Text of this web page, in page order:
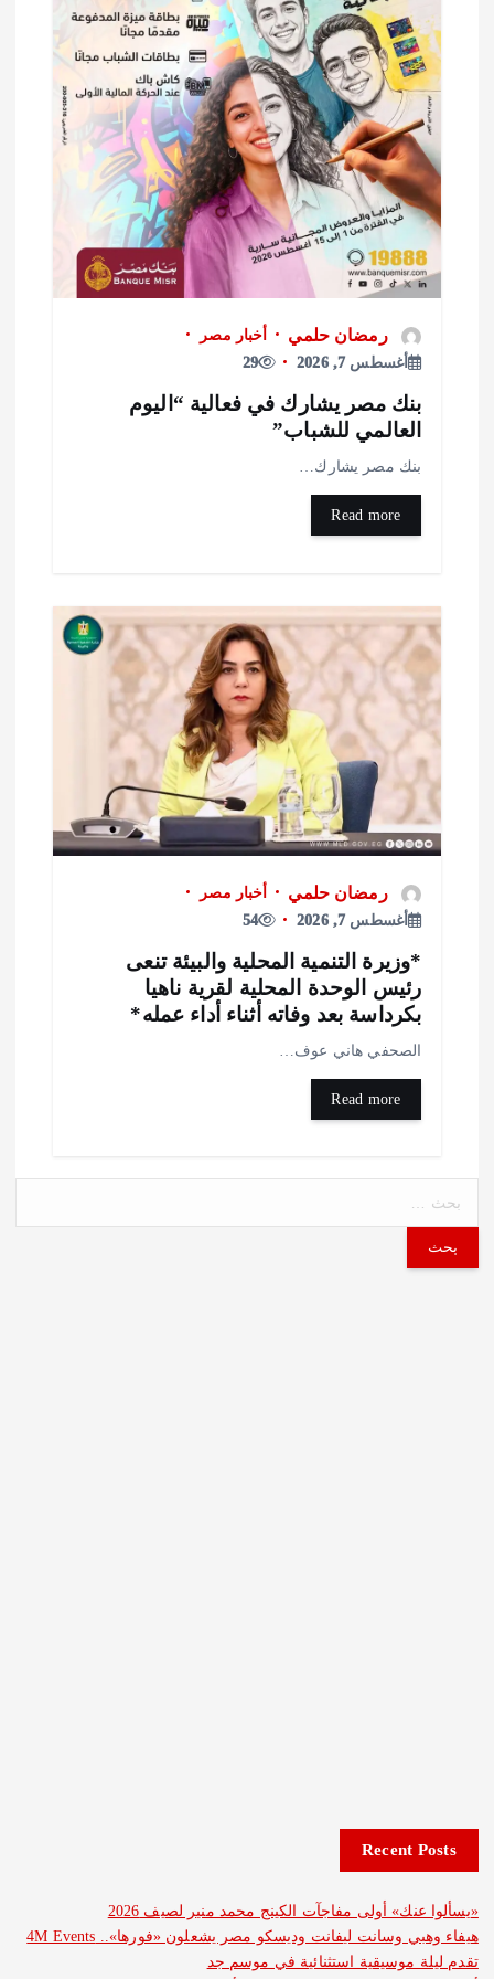
رمضان حلمي
أخبار مصر
29
مصر يشارك في فعالية “اليوم
للشباب”
مصر يشارك…
رمضان حلمي
أخبار مصر
أغسطس 7, 2026
54
التنمية المحلية والبيئة تنعى
الوحدة المحلية لقرية ناهيا
بعد وفاته أثناء أداء عمله*
هاني عوف…
Recent
أولى مفاجآت الكينج محمد منير لصيف 2026
هيفاء وهبي وسانت ليفانت وديسكو مصر يشعلون «فورها».. 4M Events
موسيقية استثنائية في موسم جد